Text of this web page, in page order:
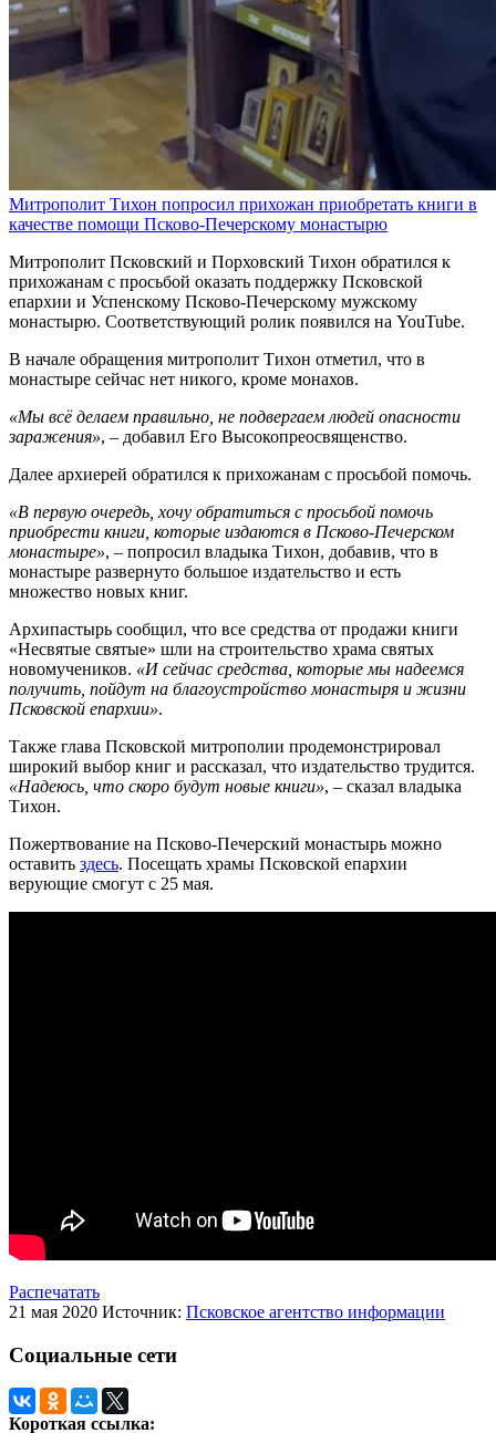
Митрополит Тихон попросил прихожан приобретать книги в
качестве помощи Псково-Печерскому монастырю
Митрополит Псковский и Порховский Тихон обратился к
прихожанам с просьбой оказать поддержку Псковской
епархии и Успенскому Псково-Печерскому мужскому
монастырю. Соответствующий ролик появился на YouTube.
В начале обращения митрополит Тихон отметил, что в
монастыре сейчас нет никого, кроме монахов.
«Мы всё делаем правильно, не подвергаем людей опасности
заражения», – добавил Его Высокопреосвященство.
Далее архиерей обратился к прихожанам с просьбой помочь.
«В первую очередь, хочу обратиться с просьбой помочь
приобрести книги, которые издаются в Псково-Печерском
монастыре», – попросил владыка Тихон, добавив, что в
монастыре развернуто большое издательство и есть
множество новых книг.
Архипастырь сообщил, что все средства от продажи книги
«Несвятые святые» шли на строительство храма святых
новомучеников. «И сейчас средства, которые мы надеемся
получить, пойдут на благоустройство монастыря и жизни
Псковской епархии».
Также глава Псковской митрополии продемонстрировал
широкий выбор книг и рассказал, что издательство трудится.
«Надеюсь, что скоро будут новые книги», – сказал владыка
Тихон.
Пожертвование на Псково-Печерский монастырь можно
оставить здесь. Посещать храмы Псковской епархии
верующие смогут с 25 мая.
Распечатать
21 мая 2020 Источник: Псковское агентство информации
Социальные сети
Короткая ссылка: